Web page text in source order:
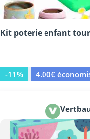
Kit poterie enfant
-11%
4.00€